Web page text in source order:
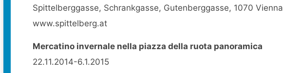
Spittelberggasse, Schrankgasse, Gutenberggasse, 1070 Vienna
www.spittelberg.at
Mercatino invernale nella piazza della ruota panoramica
22.11.2014-6.1.2015